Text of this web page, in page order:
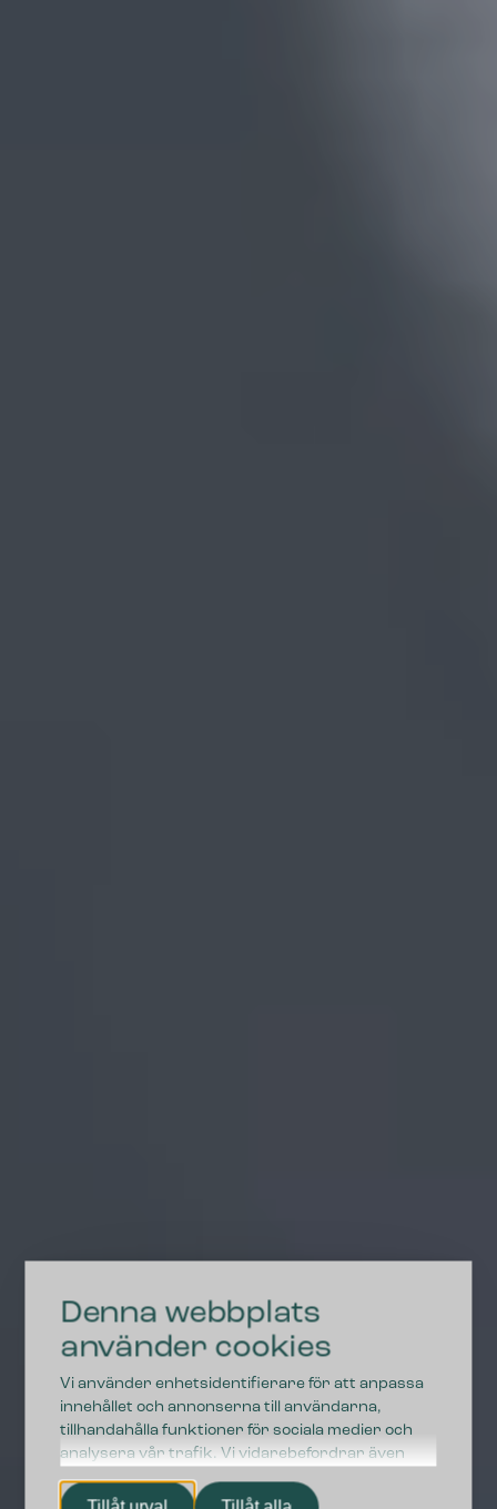
Denna webbplats
använder cookies
Vi använder enhetsidentifierare för att anpassa
innehållet och annonserna till användarna,
tillhandahålla funktioner för sociala medier och
analysera vår trafik. Vi vidarebefordrar även
sådana identifierare och annan information från
din enhet till de sociala medier och annons- och